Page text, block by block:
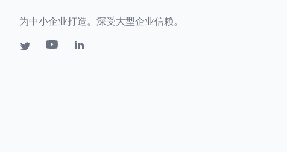
为中小企业打造。深受大型企业信赖。